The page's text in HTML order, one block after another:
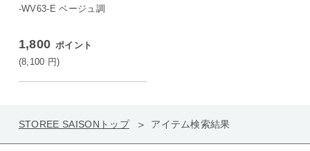
-WV63-E ベージュ調
1,800 ポイント
(8,100 円)
STOREE SAISONトップ アイテム検索結果